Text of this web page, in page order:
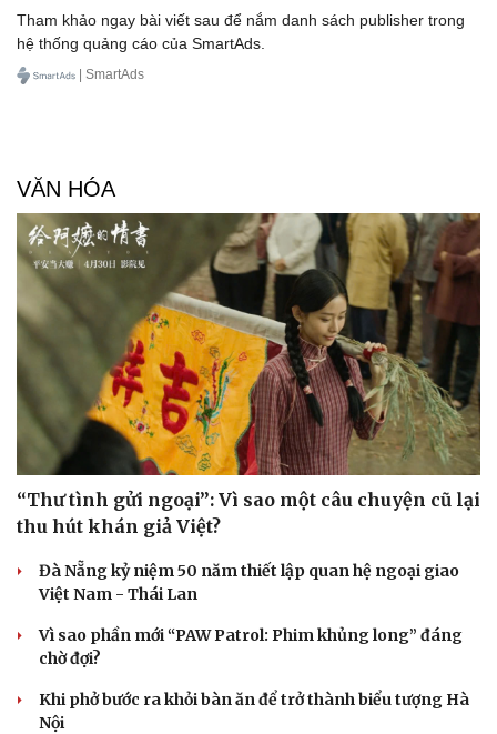
Tham khảo ngay bài viết sau để nắm danh sách publisher trong
hệ thống quảng cáo của SmartAds.
| SmartAds
VĂN HÓA
“Thư tình gửi ngoại”: Vì sao một câu chuyện cũ lại
thu hút khán giả Việt?
Đà Nẵng kỷ niệm 50 năm thiết lập quan hệ ngoại giao
Việt Nam - Thái Lan
Vì sao phần mới “PAW Patrol: Phim khủng long” đáng
chờ đợi?
Khi phở bước ra khỏi bàn ăn để trở thành biểu tượng Hà
Nội